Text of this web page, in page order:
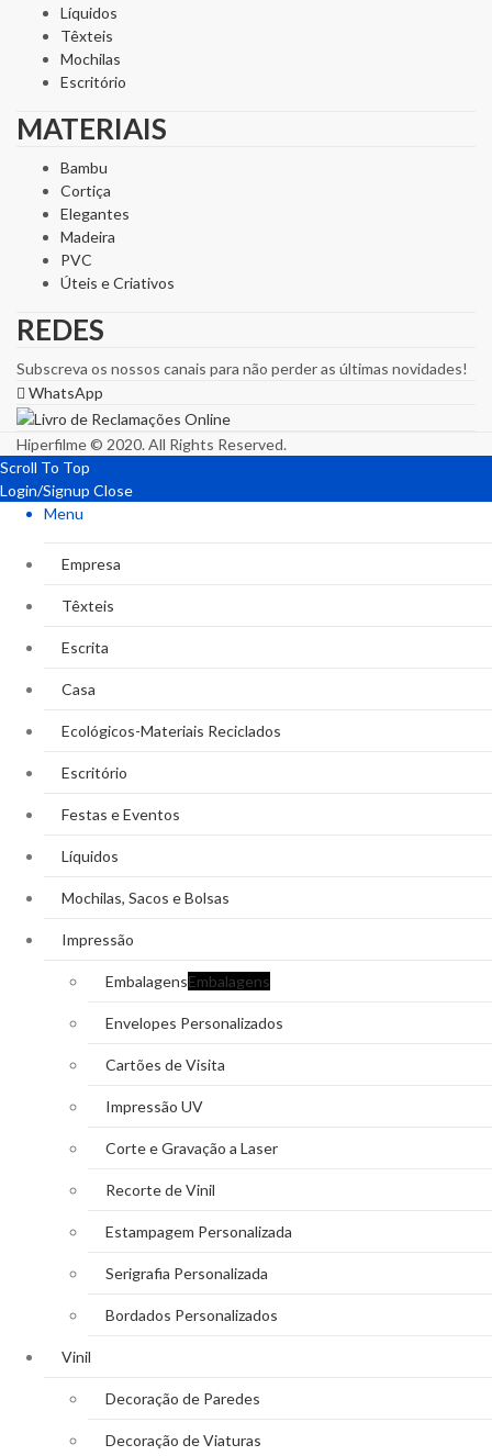
Líquidos
Têxteis
Mochilas
Escritório
MATERIAIS
Bambu
Cortiça
Elegantes
Madeira
PVC
Úteis e Criativos
REDES
Subscreva os nossos canais para não perder as últimas novidades!
WhatsApp
Hiperfilme © 2020. All Rights Reserved.
Scroll To Top
Login/Signup Close
Menu
Empresa
Têxteis
Escrita
Casa
Ecológicos-Materiais Reciclados
Escritório
Festas e Eventos
Líquidos
Mochilas, Sacos e Bolsas
Impressão
EmbalagensEmbalagens
Envelopes Personalizados
Cartões de Visita
Impressão UV
Corte e Gravação a Laser
Recorte de Vinil
Estampagem Personalizada
Serigrafia Personalizada
Bordados Personalizados
Vinil
Decoração de Paredes
Decoração de Viaturas